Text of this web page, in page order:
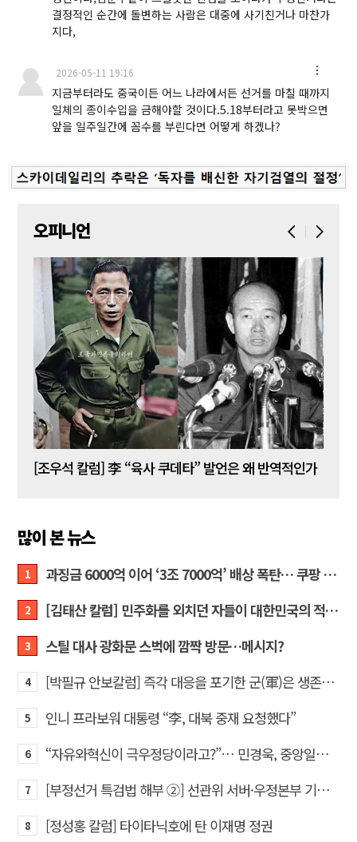
결정적인 순간에 돌변하는 사람은 대중에 사기친거나 마찬가
지다,
2026-05-11 19:16
지금부터라도 중국이든 어느 나라에서든 선거를 마칠 때까지
일체의 종이수입을 금해야할 것이다.5.18부터라고 못박으면
앞을 일주일간에 꼼수를 부린다면 어떻게 하겠나?
오피니언
[조우석 칼럼] 李 “육사 쿠데타” 발언은 왜 반역적인가
많이 본 뉴스
1 과징금 6000억 이어 ‘3조 7000억’ 배상 폭탄… 쿠팡 때리기에 한미 통상 ‘초비상’
2 [김태산 칼럼] 민주화를 외치던 자들이 대한민국의 적이고 간첩이었다
3 스틸 대사 광화문 스벅에 깜짝 방문…메시지?
4 [박필규 안보칼럼] 즉각 대응을 포기한 군(軍)은 생존할 수 없다
5 인니 프라보워 대통령 “李, 대북 중재 요청했다”
6 “자유와혁신이 극우정당이라고?”… 민경욱, 중앙일보 직격
7 [부정선거 특검법 해부 ②] 선관위 서버·우정본부 기록까지…‘증거를 끌어오는 칼’
8 [정성홍 칼럼] 타이타닉호에 탄 이재명 정권